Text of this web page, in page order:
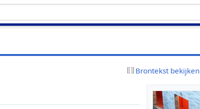
Brontekst bekijken